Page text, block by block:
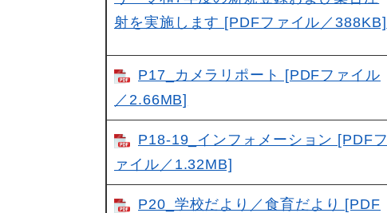
射を実施します [PDFファイル／388KB]
P17_カメラリポート [PDFファイル
／2.66MB]
P18-19_インフォメーション [PDFフ
ァイル／1.32MB]
P20_学校だより／食育だより [PDF